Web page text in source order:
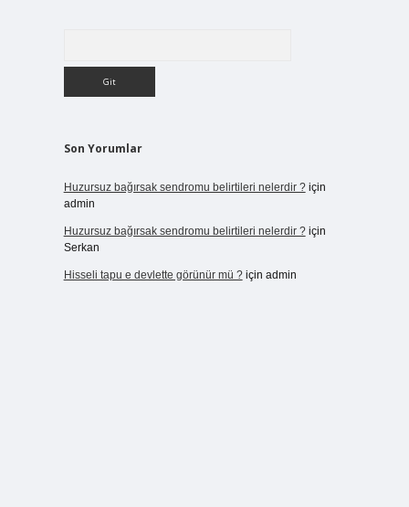
Son Yorumlar
Huzursuz bağırsak sendromu belirtileri nelerdir ?için
admin
Huzursuz bağırsak sendromu belirtileri nelerdir ?için
Serkan
Hisseli tapu e devlette görünür mü ?için admin